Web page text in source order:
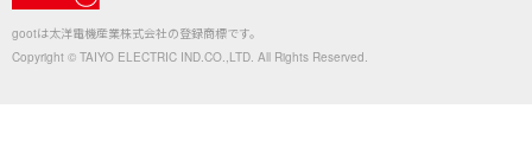
gootは太洋電機産業株式会社の登録商標です。
Copyright © TAIYO ELECTRIC IND.CO.,LTD. All Rights Reserved.